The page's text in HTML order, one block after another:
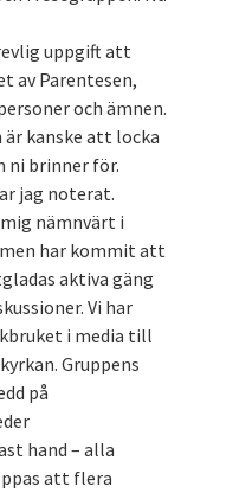
uppgift att
av Parentesen,
och ämnen.
kanske att locka
ni brinner för.
jag noterat.
nämnvärt i
har kommit att
aktiva gäng
Vi har
i media till
Gruppens
på
hand – alla
att flera